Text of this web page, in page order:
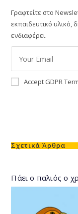
Γραφτείτε στο
εκπαιδευτικό υλικό,
ενδιαφέρει.
Accept GDPR
Σχετικά Άρθρα
Πάει ο παλιός ο